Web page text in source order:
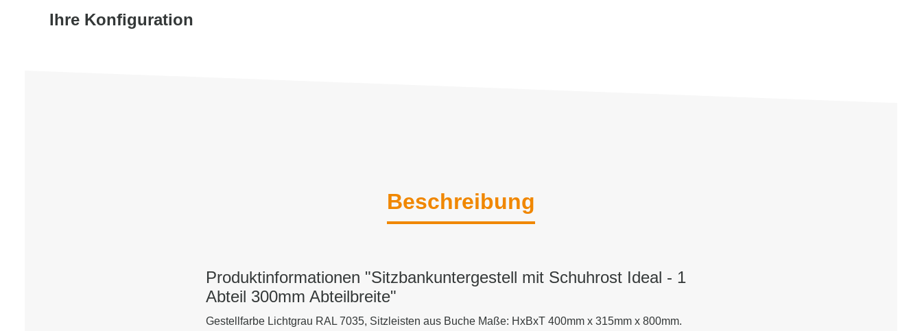
Ihre Konfiguration
Beschreibung
Produktinformationen "Sitzbankuntergestell mit Schuhrost Ideal - 1
Abteil 300mm Abteilbreite"
Gestellfarbe Lichtgrau RAL 7035, Sitzleisten aus Buche Maße: HxBxT 400mm x 315mm x 800mm.